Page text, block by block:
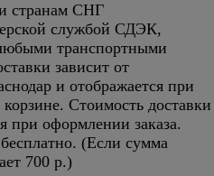
странам СНГ
службой СДЭК,
транспортными
зависит от
и отображается при
Стоимость доставки
при оформлении заказа.
(Если сумма
700 р.)